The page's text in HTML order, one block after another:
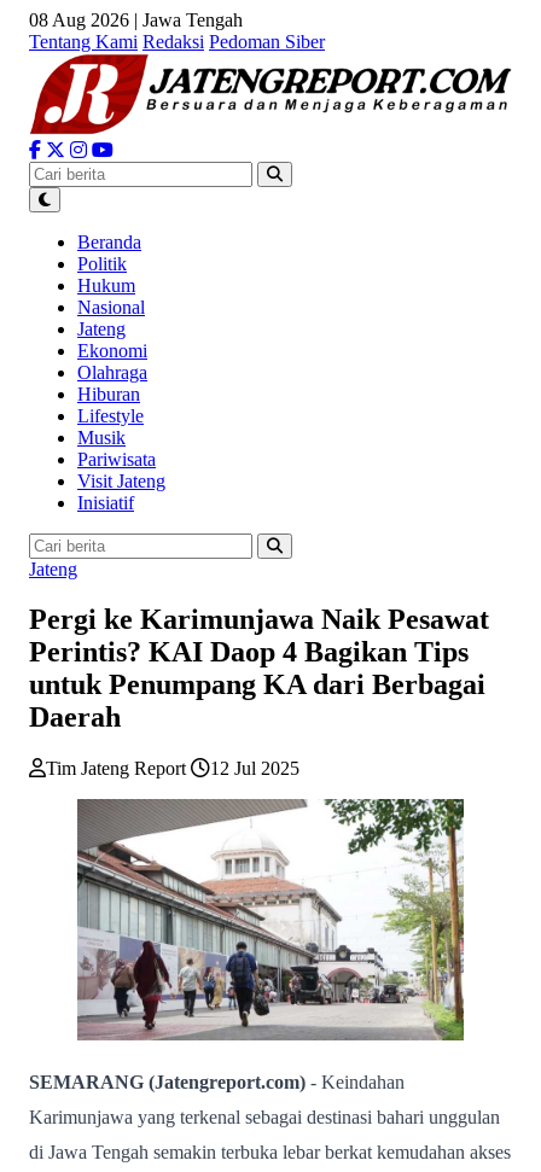
08 Aug 2026 | Jawa Tengah
Tentang Kami Redaksi Pedoman Siber
Beranda
Politik
Hukum
Nasional
Jateng
Ekonomi
Olahraga
Hiburan
Lifestyle
Musik
Pariwisata
Visit Jateng
Inisiatif
Jateng
Pergi ke Karimunjawa Naik Pesawat
Perintis? KAI Daop 4 Bagikan Tips
untuk Penumpang KA dari Berbagai
Daerah
Tim Jateng Report 12 Jul 2025
SEMARANG (Jatengreport.com) - Keindahan
Karimunjawa yang terkenal sebagai destinasi bahari unggulan
di Jawa Tengah semakin terbuka lebar berkat kemudahan akses